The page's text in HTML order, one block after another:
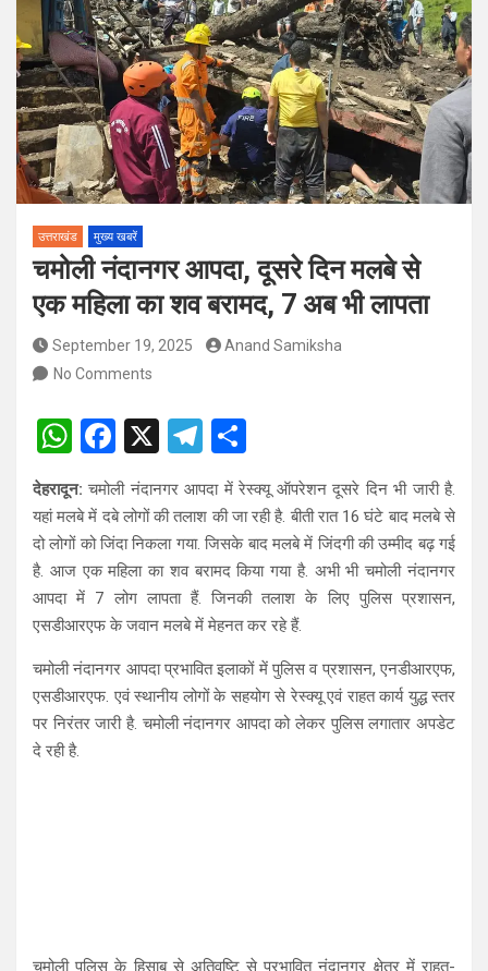
पदों पर होगा चयन
विश्व संस्कृत दिवस से पूर्व, उत्तराखण्ड ने वैश्विक स्तर पर संस्कृत के प्रसार
को दिया नया आयाम
उत्तराखंड मुख्य खबरें
चमोली नंदानगर आपदा, दूसरे दिन मलबे से
एक महिला का शव बरामद, 7 अब भी लापता
September 19, 2025
Anand Samiksha
No Comments
W
at
s
A
p
p
F
a
ce
b
o
o
k
X
T
el
e
gr
a
m
ar
e
देहरादून:चमोली नंदानगर आपदा में रेस्क्यू ऑपरेशन दूसरे दिन भी जारी है.
यहां मलबे में दबे लोगों की तलाश की जा रही है. बीती रात 16 घंटे बाद मलबे से
दो लोगों को जिंदा निकला गया. जिसके बाद मलबे में जिंदगी की उम्मीद बढ़ गई
है. आज एक महिला का शव बरामद किया गया है. अभी भी चमोली नंदानगर
आपदा में 7 लोग लापता हैं. जिनकी तलाश के लिए पुलिस प्रशासन,
एसडीआरएफ के जवान मलबे में मेहनत कर रहे हैं.
चमोली नंदानगर आपदा प्रभावित इलाकों में पुलिस व प्रशासन, एनडीआरएफ,
एसडीआरएफ. एवं स्थानीय लोगों के सहयोग से रेस्क्यू एवं राहत कार्य युद्ध स्तर
पर निरंतर जारी है. चमोली नंदानगर आपदा को लेकर पुलिस लगातार अपडेट
दे रही है.
चमोली पुलिस के हिसाब से अतिवृष्टि से प्रभावित नंदानगर क्षेत्र में राहत-